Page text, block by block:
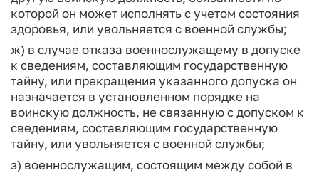
которой он может исполнять с учетом состояния
здоровья, или увольняется с военной службы;
ж) в случае отказа военнослужащему в допуске
к сведениям, составляющим государственную
тайну, или прекращения указанного допуска он
назначается в установленном порядке на
воинскую должность, не связанную с допуском к
сведениям, составляющим государственную
тайну, или увольняется с военной службы;
з) военнослужащим, состоящим между собой в